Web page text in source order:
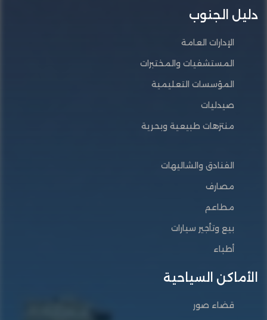
دليل الجنوب
الإدارات العامة
المستشفيات والمختبرات
المؤسسات التعليمية
صيدليات
منتزهات طبيعية وبحرية
الفنادق والشاليهات
مصارف
مطاعم
بيع وتأجير سيارات
أطباء
الأماكن السياحية
قضاء صور